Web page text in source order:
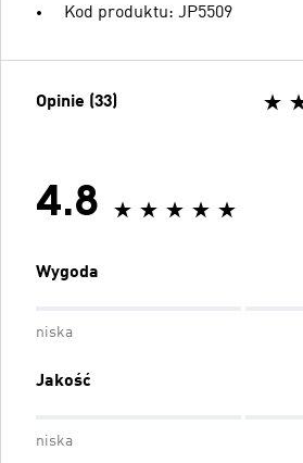
Kod produktu: JP5509
Opinie (33)
4.8
Wygoda
niska
Jakość
niska